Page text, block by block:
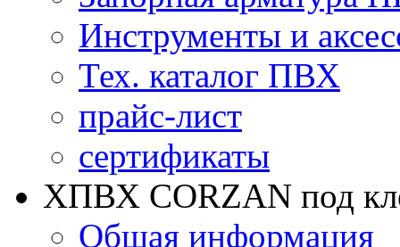
Инструменты и
Тех. каталог ПВХ
прайс-лист
сертификаты
ХПВХ CORZAN под
Общая информация